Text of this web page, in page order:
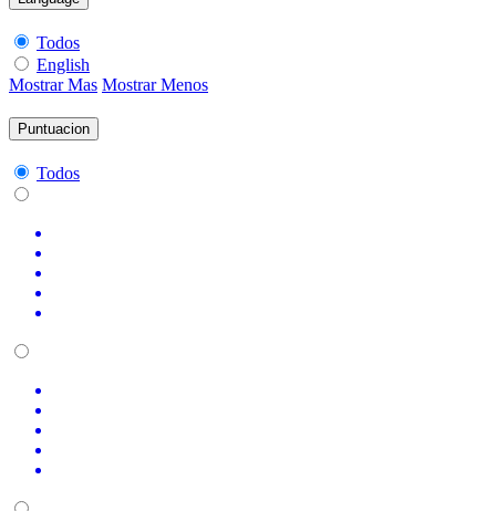
Todos
English
Mostrar Mas Mostrar Menos
Puntuacion
Todos